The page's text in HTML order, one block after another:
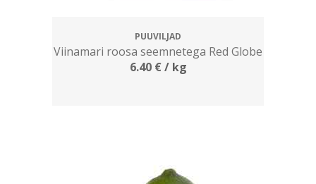
PUUVILJAD
Viinamari roosa seemnetega Red Globe
6.40 €/ kg